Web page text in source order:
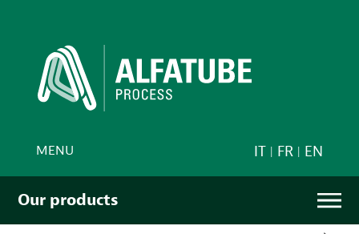
IT FR EN
MENU
Our products